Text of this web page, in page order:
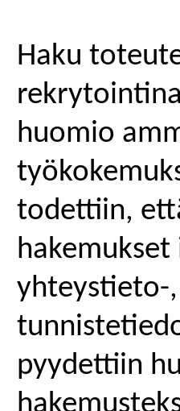
Haku
huomio
todettiin,
hakemukset
yhteystieto-
pyydettiin